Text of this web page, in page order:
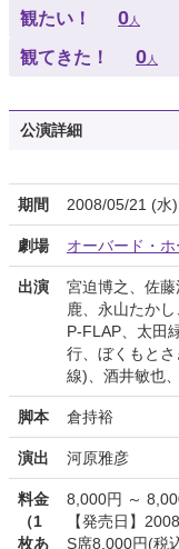
観たい！ 0人
観てきた！ 0人
公演詳細
期間 2008/05/21 (水
劇場 オーバード・
出演
宮迫博之、佐
鹿、永山たか
P-FLAP、太田
行、ぼくもと
線)、酒井敏也
脚本 倉持裕
演出 河原雅彦
料金
（1
枚あ
8,000円 ～
【発売日】
S席8,000円(税